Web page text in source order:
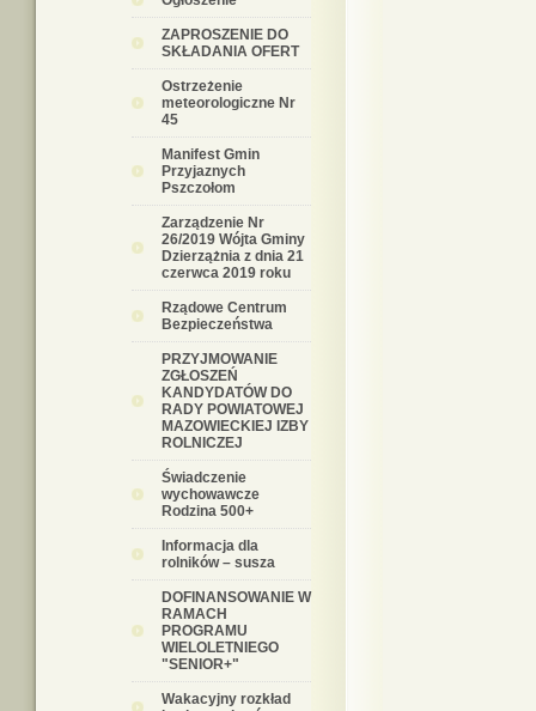
ZAPROSZENIE DO
SKŁADANIA OFERT
Ostrzeżenie
meteorologiczne Nr
45
Manifest Gmin
Przyjaznych
Pszczołom
Zarządzenie Nr
26/2019 Wójta Gminy
Dzierzążnia z dnia 21
czerwca 2019 roku
Rządowe Centrum
Bezpieczeństwa
PRZYJMOWANIE
ZGŁOSZEŃ
KANDYDATÓW DO
RADY POWIATOWEJ
MAZOWIECKIEJ IZBY
ROLNICZEJ
Świadczenie
wychowawcze
Rodzina 500+
Informacja dla
rolników – susza
DOFINANSOWANIE W
RAMACH
PROGRAMU
WIELOLETNIEGO
"SENIOR+"
Wakacyjny rozkład